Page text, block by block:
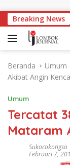
Breaking News
Lapangan Kerja
Beranda Umum
Akibat Angin
Umum
Tercatat
Mataram
Sukocokongso
Februari 7,